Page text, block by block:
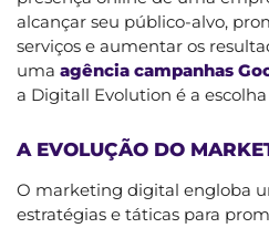
alcançar seu público-alvo,
serviços e aumentar os
uma agência campanhas
a Digitall Evolution é a
A EVOLUÇÃO DO
O marketing digital engloba
estratégias e táticas para